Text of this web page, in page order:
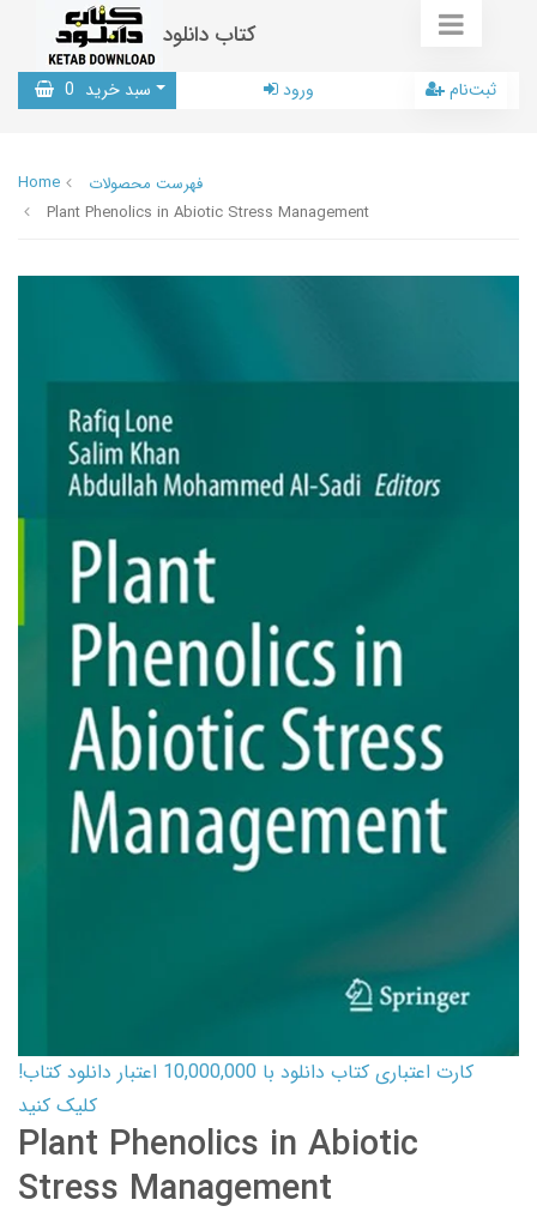
کتاب دانلود
سبد خرید 0 ورود ثبت‌نام
Home
فهرست محصولات
Plant Phenolics in Abiotic Stress Management
کارت اعتباری کتاب دانلود با 10,000,000 اعتبار دانلود کتاب!
کلیک کنید
Plant Phenolics in Abiotic
Stress Management